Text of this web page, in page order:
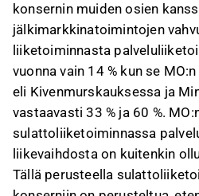
konsernin muiden osien
jälkimarkkinatoimintojen
liiketoiminnasta
vuonna vain 14 % kun se
eli Kivenmurskauksessa ja
vastaavasti 33 % ja 60 %.
sulattoliiketoiminnassa
liikevaihdosta on kuitenkin
Tällä perusteella